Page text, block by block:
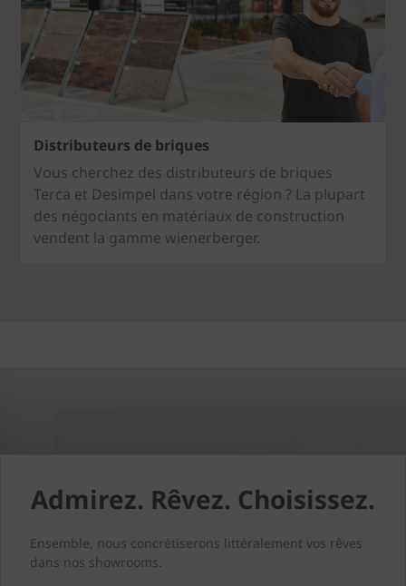
Distributeurs de briques
Vous cherchez des distributeurs de briques
Terca et Desimpel dans votre région ? La plupart
des négociants en matériaux de construction
vendent la gamme wienerberger.
Admirez. Rêvez. Choisissez.
Ensemble, nous concrétiserons littéralement vos rêves
dans nos showrooms.